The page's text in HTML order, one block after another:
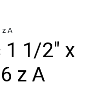
z A
1 1/2" x
z A